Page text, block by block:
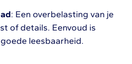
: Een overbelasting van je
of details. Eenvoud is
leesbaarheid.